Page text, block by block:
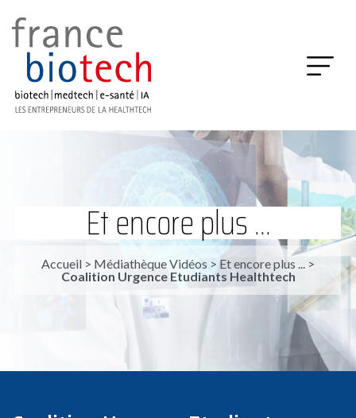
Et encore plus ...
Accueil > Médiathèque Vidéos >Et encore plus ... >
Coalition Urgence Etudiants Healthtech